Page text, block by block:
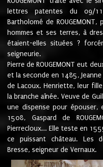
lettres patentes du 09/
Bartholomé de
hommes et ses terres, à
étaient-elles situées ?
seigneurie.
Pierre de ROUGEMONT eut
et la seconde en 1485,
de Lacoux. Henriette, leur
la branche aînée. Veuve de
une dispense pour épouser,
1508, Gaspard de
Pierrecloux... Elle teste en
ce puissant château. Les
Bresse, seigneur de Vernaux.